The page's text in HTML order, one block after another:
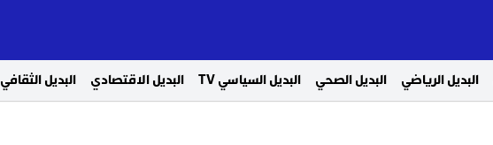
البديل الرياضي البديل الصحي البديل السياسي TV البديل الاقتصادي البديل الثقافي